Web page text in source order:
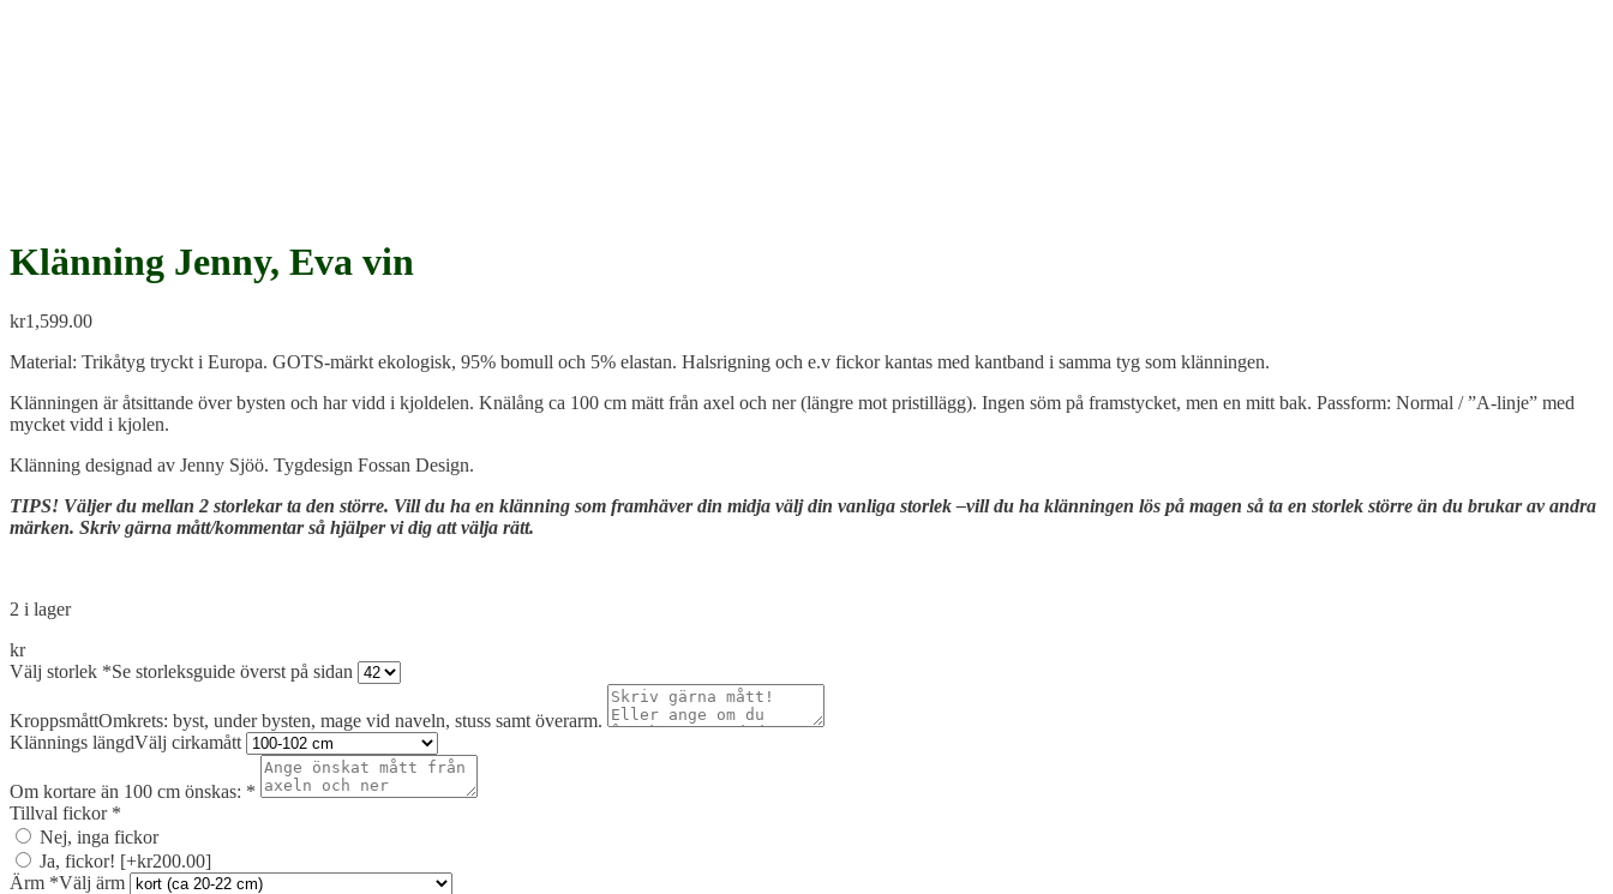
Klänning Jenny, Eva vin
kr1,599.00
Material: Trikåtyg tryckt i Europa. GOTS-märkt ekologisk, 95% bomull och 5% elastan. Halsrigning och e.v fickor kantas med kantband i samma tyg som klänningen.
Klänningen är åtsittande över bysten och har vidd i kjoldelen. Knälång ca 100 cm mätt från axel och ner (längre mot pristillägg). Ingen söm på framstycket, men en mitt bak. Passform: Normal / ”A-linje” med
mycket vidd i kjolen.
Klänning designad av Jenny Sjöö. Tygdesign Fossan Design.
TIPS! Väljer du mellan 2 storlekar ta den större. Vill du ha en klänning som framhäver din midja välj din vanliga storlek –vill du ha klänningen lös på magen så ta en storlek större än du brukar av andra
märken. Skriv gärna mått/kommentar så hjälper vi dig att välja rätt.
2 i lager
kr
Välj storlek *Se storleksguide överst på sidan
KroppsmåttOmkrets: byst, under bysten, mage vid naveln, stuss samt överarm.
Klännings längdVälj cirkamått
Om kortare än 100 cm önskas: *
Tillval fickor*
Nej, inga fickor
Ja, fickor! [+kr200.00]
Ärm *Välj ärm